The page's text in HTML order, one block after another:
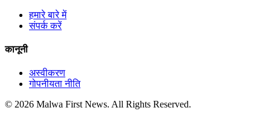
हमारे बारे में
संपर्क करें
कानूनी
अस्वीकरण
गोपनीयता नीति
© 2026 Malwa First News. All Rights Reserved.